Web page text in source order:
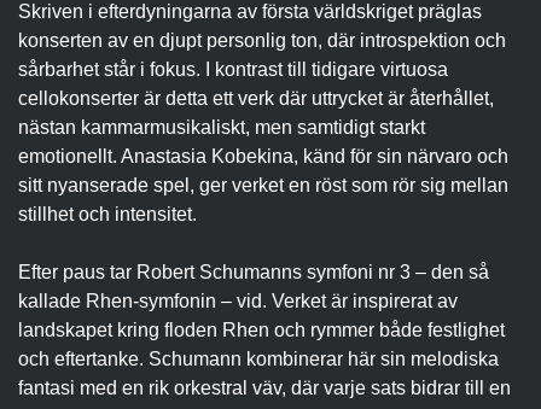
Skriven i efterdyningarna av första världskriget präglas
konserten av en djupt personlig ton, där introspektion och
sårbarhet står i fokus. I kontrast till tidigare virtuosa
cellokonserter är detta ett verk där uttrycket är återhållet,
nästan kammarmusikaliskt, men samtidigt starkt
emotionellt. Anastasia Kobekina, känd för sin närvaro och
sitt nyanserade spel, ger verket en röst som rör sig mellan
stillhet och intensitet.
Efter paus tar Robert Schumanns symfoni nr 3 – den så
kallade Rhen-symfonin – vid. Verket är inspirerat av
landskapet kring floden Rhen och rymmer både festlighet
och eftertanke. Schumann kombinerar här sin melodiska
fantasi med en rik orkestral väv, där varje sats bidrar till en